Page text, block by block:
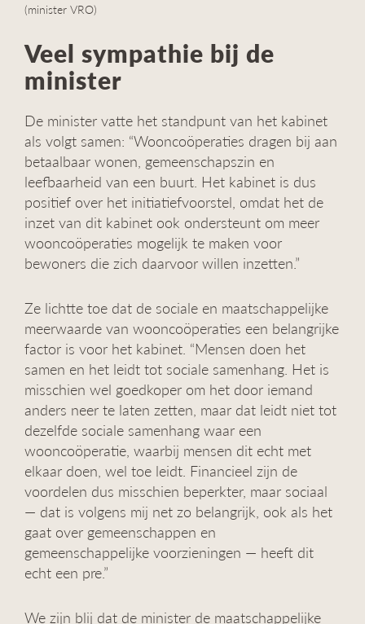
(minister VRO)
Veel sympathie bij de
minister
De minister vatte het standpunt van het kabinet
als volgt samen: “Wooncoöperaties dragen bij aan
betaalbaar wonen, gemeenschapszin en
leefbaarheid van een buurt. Het kabinet is dus
positief over het initiatiefvoorstel, omdat het de
inzet van dit kabinet ook ondersteunt om meer
wooncoöperaties mogelijk te maken voor
bewoners die zich daarvoor willen inzetten.”
Ze lichtte toe dat de sociale en maatschappelijke
meerwaarde van wooncoöperaties een belangrijke
factor is voor het kabinet. “Mensen doen het
samen en het leidt tot sociale samenhang. Het is
misschien wel goedkoper om het door iemand
anders neer te laten zetten, maar dat leidt niet tot
dezelfde sociale samenhang waar een
wooncoöperatie, waarbij mensen dit echt met
elkaar doen, wel toe leidt. Financieel zijn de
voordelen dus misschien beperkter, maar sociaal
— dat is volgens mij net zo belangrijk, ook als het
gaat over gemeenschappen en
gemeenschappelijke voorzieningen — heeft dit
echt een pre.”
We zijn blij dat de minister de maatschappelijke